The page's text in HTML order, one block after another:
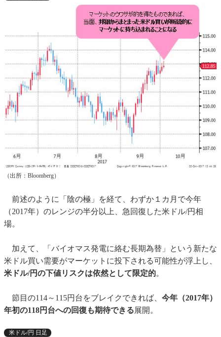
（出所：Bloomberg）
前述のように「陰の極」を経て、わずか１カ月で今年
（2017年）のレンジの半分以上、急回復した米ドル/円相
場。
加えて、「バイオマス発電に絡む長期為替」という新たな
米ドル買い需要がマーケットに投下される可能性が浮上し、
米ドル/円の下値リスクは依然として限定的。
節目の114～115円台をブレイクできれば、 今年（2017年）
年初の118円台への回復も期待できる展開。
米ドル/円 日足